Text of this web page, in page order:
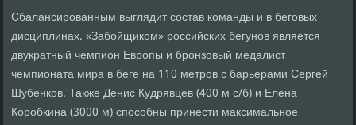
Сбалансированным выглядит состав команды и в беговых
дисциплинах. «Забойщиком» российских бегунов является
двукратный чемпион Европы и бронзовый медалист
чемпионата мира в беге на 110 метров с барьерами Сергей
Шубенков. Также Денис Кудрявцев (400 м с/б) и Елена
Коробкина (3000 м) способны принести максимальное